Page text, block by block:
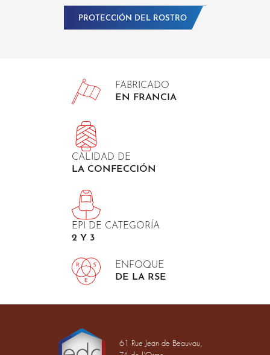
PROTECCIÓN DEL ROSTRO
FABRICADO
EN FRANCIA
CALIDAD DE
LA CONFECCIÓN
EPI DE CATEGORÍA
2 Y 3
ENFOQUE
DE LA RSE
61 Rue Jean de Beauvau,